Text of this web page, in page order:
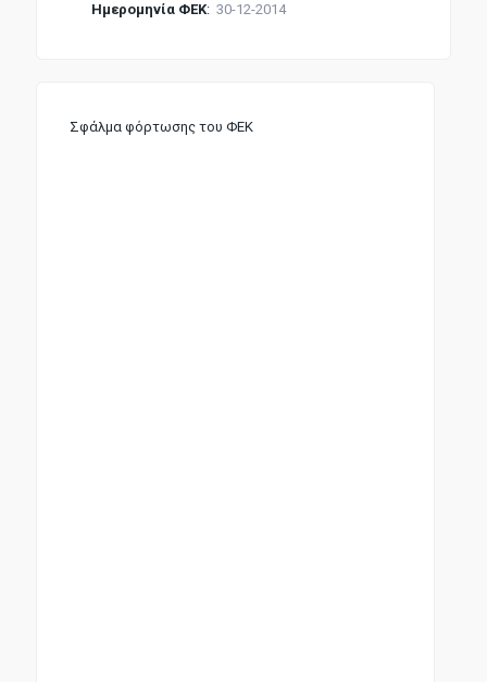
Σφάλμα φόρτωσης του ΦΕΚ
Ημερομηνία ΦΕΚ: 30-12-2014